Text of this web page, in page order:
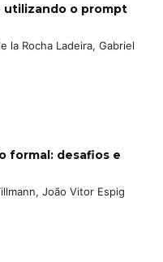
utilizando o prompt
la Rocha Ladeira, Gabriel
formal: desafios e
João Vitor Espig